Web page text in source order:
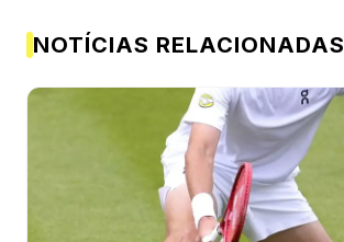
NOTÍCIAS RELACIONADAS